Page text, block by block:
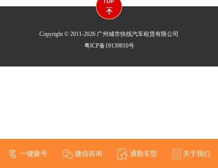
Copyright © 2011-2026 广州城市快线汽车租赁有限公司
粤ICP备19139810号
一键拨号 微信咨询 通勤车型 关于我们